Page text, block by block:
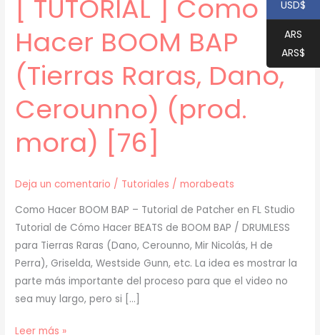
[ TUTORIAL ] Como
Hacer BOOM BAP
(Tierras Raras, Dano,
Cerounno) (prod.
mora) [76]
Deja un comentario / Tutoriales /morabeats
Como Hacer BOOM BAP – Tutorial de Patcher en FL Studio
Tutorial de Cómo Hacer BEATS de BOOM BAP / DRUMLESS
para Tierras Raras (Dano, Cerounno, Mir Nicolás, H de
Perra), Griselda, Westside Gunn, etc. La idea es mostrar la
parte más importante del proceso para que el video no
sea muy largo, pero si […]
[
Leer más »
USD$
ARS
ARS$